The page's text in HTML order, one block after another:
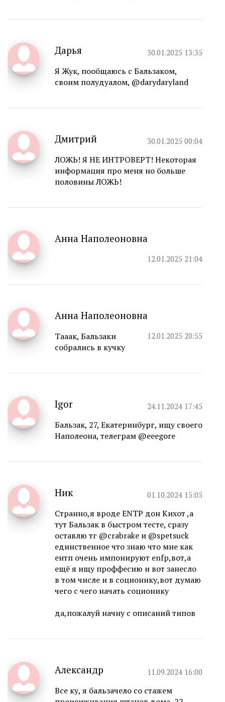
Дарья 30.01.2025 13:35
Я Жук, пообщаюсь с Бальзаком,
своим полудуалом, @darydaryland
Дмитрий 30.01.2025 00:04
ЛОЖЬ! Я НЕ ИНТРОВЕРТ! Некоторая
информация про меня но больше
половины ЛОЖЬ!
Анна Наполеоновна
12.01.2025 21:04
Анна Наполеоновна
12.01.2025 20:55
Тааак, Бальзаки
собрались в кучку
Igor 24.11.2024 17:45
Бальзак, 27, Екатеринбург, ищу своего
Наполеона, телеграм @eeegore
Ник 01.10.2024 15:05
Странно,я вроде ENTP дон Кихот ,а
тут Бальзак в быстром тесте, сразу
оставлю тг @crabrake и @spetsuck
единственное что знаю что мне как
ентп очень импонируют enfp,вот,а
ещё я ищу проффесию и вот занесло
в том числе и в соционику,вот думаю
чего с чего начать соционику
да,пожалуй начну с описаний типов
Александр 11.09.2024 16:00
Все ку, я бальзачело со стажем